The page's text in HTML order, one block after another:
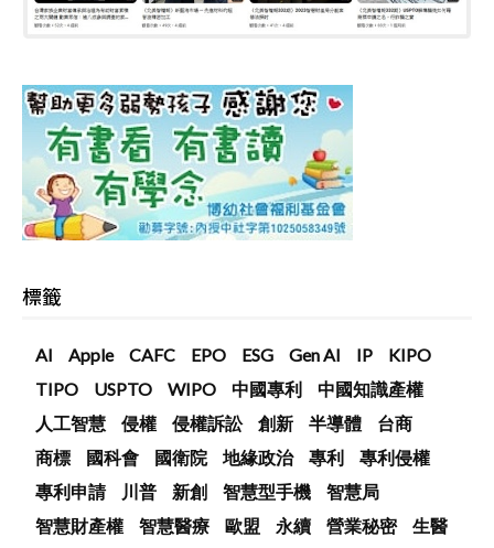
標籤
AI Apple CAFC EPO ESG Gen AI IP
KIPO
TIPO
USPTO WIPO 中國專利
中國知識產權
人工智慧
侵權 侵權訴訟 創新 半導體
台商
商標
國科會 國衛院 地緣政治 專利
專利侵權
專利申請
川普 新創 智慧型手機
智慧局
智慧財產權
智慧醫療 歐盟 永續 營業秘密
生醫